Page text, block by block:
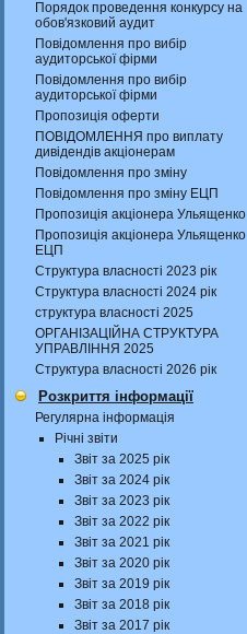
Порядок проведення конкурсу на
обов'язковий аудит
Повідомлення про вибір
аудиторської фірми
Повідомлення про вибір
аудиторської фірми
Пропозиція оферти
ПОВІДОМЛЕННЯ про виплату
дивідендів акціонерам
Повідомлення про зміну
Повідомлення про зміну ЕЦП
Пропозиція акціонера Ульященко
Пропозиція акціонера Ульященко
ЕЦП
Структура власності 2023 рік
Структура власності 2024 рік
структура власності 2025
ОРГАНІЗАЦІЙНА СТРУКТУРА
УПРАВЛІННЯ 2025
Структура власності 2026 рік
Розкриття інформації
Регулярна інформація
Річні звіти
Звіт за 2025 рік
Звіт за 2024 рік
Звіт за 2023 рік
Звіт за 2022 рік
Звіт за 2021 рік
Звіт за 2020 рік
Звіт за 2019 рік
Звіт за 2018 рік
Звіт за 2017 рік